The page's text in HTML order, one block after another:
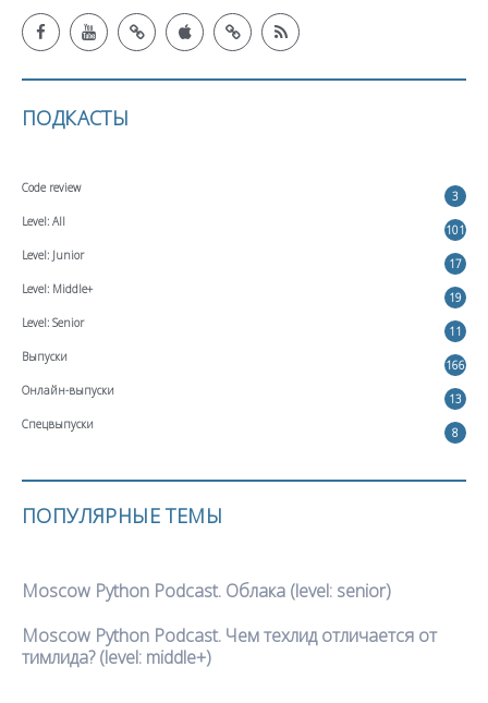
ПОДКАСТЫ
Code review
3
Level: All
101
Level: Junior
17
Level: Middle+
19
Level: Senior
11
Выпуски
166
Онлайн-выпуски
13
Спецвыпуски
8
ПОПУЛЯРНЫЕ ТЕМЫ
Moscow Python Podcast. Облака (level: senior)
Moscow Python Podcast. Чем техлид отличается от
тимлида? (level: middle+)